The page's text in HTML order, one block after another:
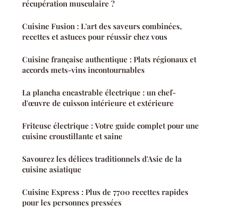
récupération musculaire ?
Cuisine Fusion : L'art des saveurs combinées,
recettes et astuces pour réussir chez vous
Cuisine française authentique : Plats régionaux et
accords mets-vins incontournables
La plancha encastrable électrique : un chef-
d'œuvre de cuisson intérieure et extérieure
Friteuse électrique : Votre guide complet pour une
cuisine croustillante et saine
Savourez les délices traditionnels d'Asie de la
cuisine asiatique
Cuisine Express : Plus de 7700 recettes rapides
pour les personnes pressées